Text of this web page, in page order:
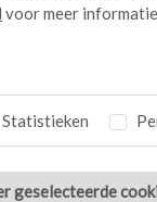
voor meer
Statistieken
geselecteerde
met kool-
10